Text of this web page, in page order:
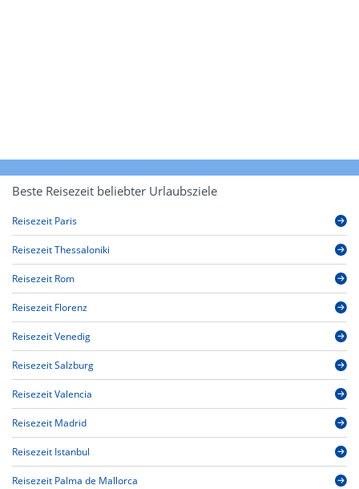
Beste Reisezeit beliebter Urlaubsziele
Reisezeit Paris
Reisezeit Thessaloniki
Reisezeit Rom
Reisezeit Florenz
Reisezeit Venedig
Reisezeit Salzburg
Reisezeit Valencia
Reisezeit Madrid
Reisezeit Istanbul
Reisezeit Palma de Mallorca